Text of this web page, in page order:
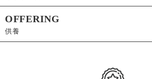
OFFERING
供養